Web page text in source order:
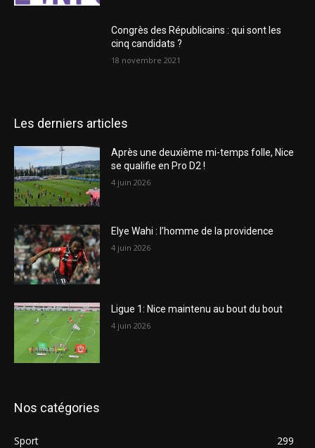
Congrès des Républicains : qui sont les
cinq candidats ?
18 novembre 2021
Les derniers articles
Après une deuxième mi-temps folle, Nice
se qualifie en Pro D2 !
4 juin 2026
Elye Wahi : l’homme de la providence
4 juin 2026
Ligue 1: Nice maintenu au bout du bout
4 juin 2026
Nos catégories
Sport
299